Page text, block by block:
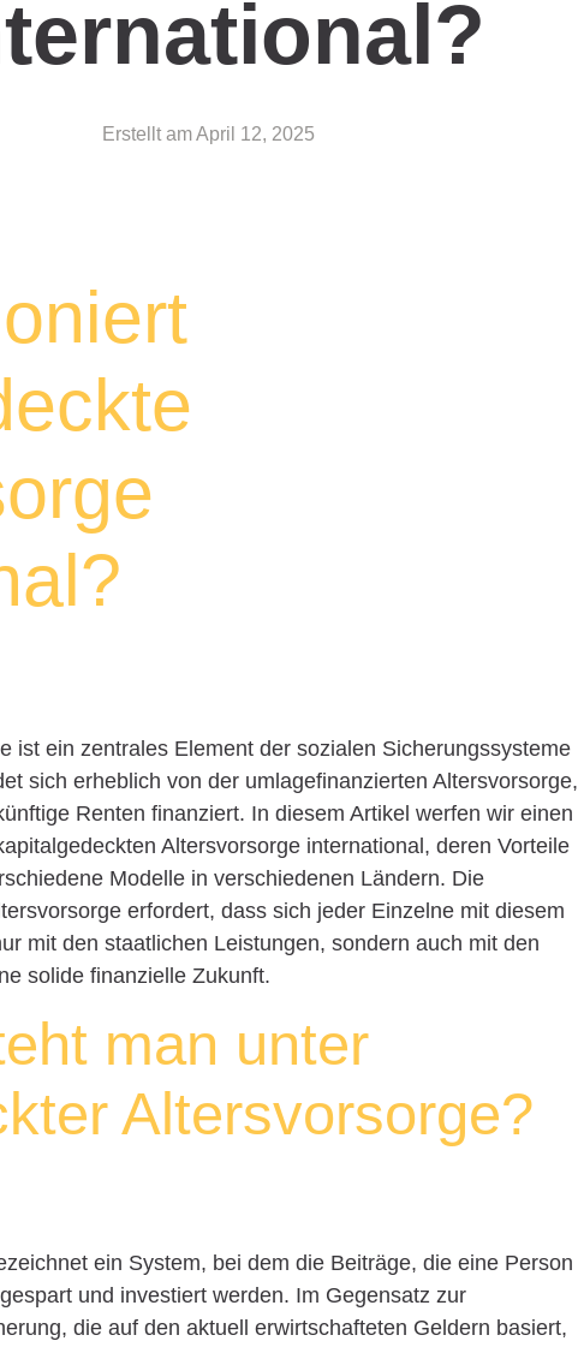
Erstellt amApril 12, 2025
ist ein zentrales Element der sozialen Sicherungssysteme
sich erheblich von der umlagefinanzierten Altersvorsorge,
Renten finanziert. In diesem Artikel werfen wir einen
Altersvorsorge international, deren Vorteile
Modelle in verschiedenen Ländern. Die
erfordert, dass sich jeder Einzelne mit diesem
mit den staatlichen Leistungen, sondern auch mit den
solide finanzielle Zukunft.
man unter
Altersvorsorge?
ein System, bei dem die Beiträge, die eine Person
und investiert werden. Im Gegensatz zur
die auf den aktuell erwirtschafteten Geldern basiert,